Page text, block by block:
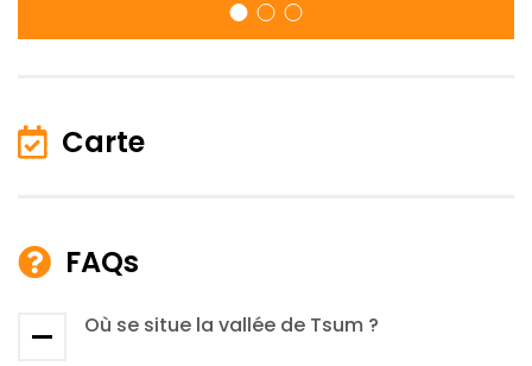
Carte
FAQs
Où se situe la vallée de Tsum ?